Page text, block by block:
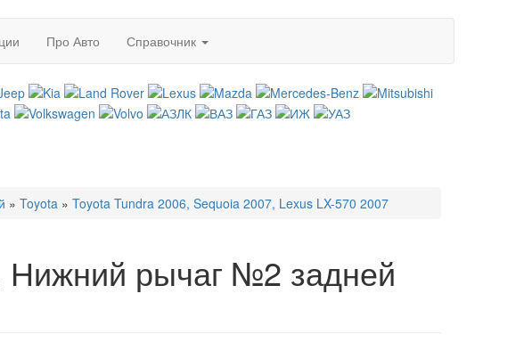
Про Авто Справочник
» Toyota » Toyota Tundra 2006, Sequoia 2007, Lexus LX-570 2007
Нижний рычаг №2 задней